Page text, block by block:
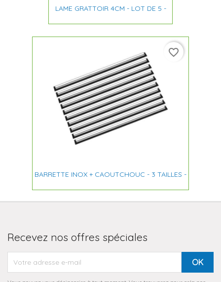
LAME GRATTOIR 4CM - LOT DE 5 -
BARRETTE INOX + CAOUTCHOUC - 3 TAILLES -
favorite_border
Recevez nos offres spéciales